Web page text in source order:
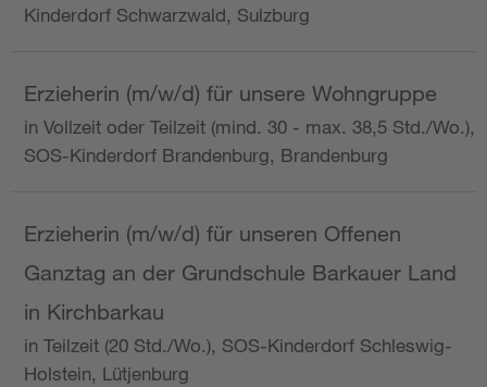
Kinderdorf Schwarzwald, Sulzburg
Erzieherin (m/w/d) für unsere Wohngruppe
in Vollzeit oder Teilzeit (mind. 30 - max. 38,5 Std./Wo.),
SOS-Kinderdorf Brandenburg, Brandenburg
Erzieherin (m/w/d) für unseren Offenen
Ganztag an der Grundschule Barkauer Land
in Kirchbarkau
in Teilzeit (20 Std./Wo.), SOS-Kinderdorf Schleswig-
Holstein, Lütjenburg